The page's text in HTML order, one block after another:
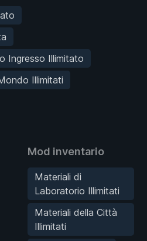
Ingresso Illimitato
Illimitati
Mod inventario
Materiali di
Laboratorio Illimitati
Materiali della Città
Illimitati